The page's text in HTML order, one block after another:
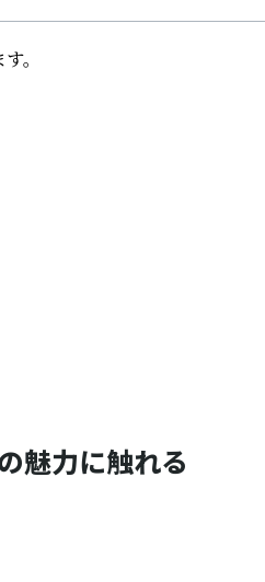
。
魅力に触れる